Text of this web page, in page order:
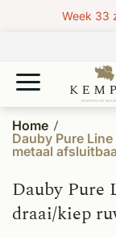
Week 33
Home
Dauby Pure
metaal
Dauby Pure
draai/kiep